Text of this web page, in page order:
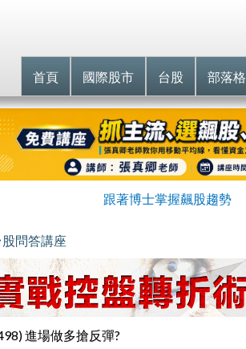
首頁 國際股市 台股 部落格
跟著博士掌握飆股趨勢
問答講座
進場做多搶反彈?